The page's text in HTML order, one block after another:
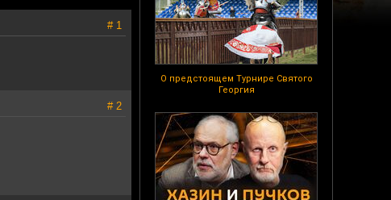
О предстоящем Турнире Святого
Георгия
# 1
# 2